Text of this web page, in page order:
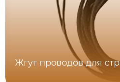
Жгут проводов для